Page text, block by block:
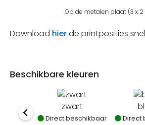
Op de metalen plaat (3 x
Download hierde printposities
Beschikbare kleuren
zwart
Direct beschikbaar
Direct